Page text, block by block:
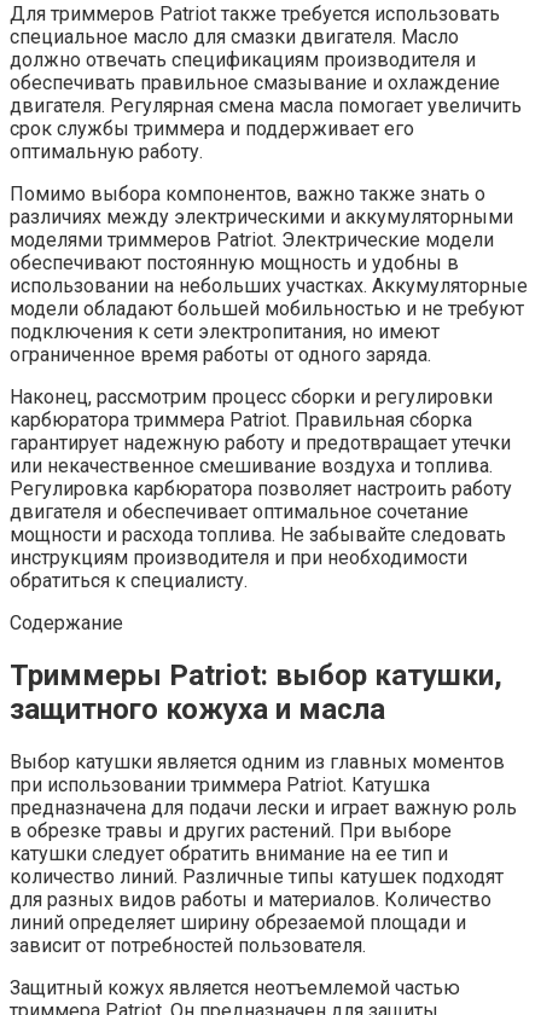
Для триммеров Patriot также требуется использовать
специальное масло для смазки двигателя. Масло
должно отвечать спецификациям производителя и
обеспечивать правильное смазывание и охлаждение
двигателя. Регулярная смена масла помогает увеличить
срок службы триммера и поддерживает его
оптимальную работу.
Помимо выбора компонентов, важно также знать о
различиях между электрическими и аккумуляторными
моделями триммеров Patriot. Электрические модели
обеспечивают постоянную мощность и удобны в
использовании на небольших участках. Аккумуляторные
модели обладают большей мобильностью и не требуют
подключения к сети электропитания, но имеют
ограниченное время работы от одного заряда.
Наконец, рассмотрим процесс сборки и регулировки
карбюратора триммера Patriot. Правильная сборка
гарантирует надежную работу и предотвращает утечки
или некачественное смешивание воздуха и топлива.
Регулировка карбюратора позволяет настроить работу
двигателя и обеспечивает оптимальное сочетание
мощности и расхода топлива. Не забывайте следовать
инструкциям производителя и при необходимости
обратиться к специалисту.
Содержание
Триммеры Patriot: выбор катушки,
защитного кожуха и масла
Выбор катушки является одним из главных моментов
при использовании триммера Patriot. Катушка
предназначена для подачи лески и играет важную роль
в обрезке травы и других растений. При выборе
катушки следует обратить внимание на ее тип и
количество линий. Различные типы катушек подходят
для разных видов работы и материалов. Количество
линий определяет ширину обрезаемой площади и
зависит от потребностей пользователя.
Защитный кожух является неотъемлемой частью
триммера Patriot. Он предназначен для защиты